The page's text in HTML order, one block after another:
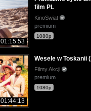
01:15:53
film PL
KinoSwiat
premium
1080p
01:44:13
Wesele w Toskanii
Filmy Akcji
premium
1080p